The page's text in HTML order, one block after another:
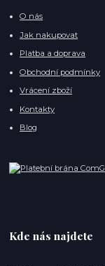
O nás
Jak nakupovat
Platba a doprava
Obchodní podmínky
Vrácení zboží
Kontakty
Blog
Kde nás najdete